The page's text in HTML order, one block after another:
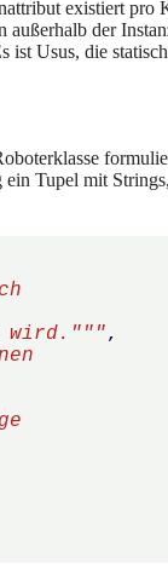
existiert pro
der
Usus, die
Tupel mit
wird.""",